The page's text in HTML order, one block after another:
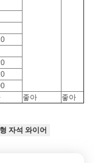
좋아 좋아
자석 와이어